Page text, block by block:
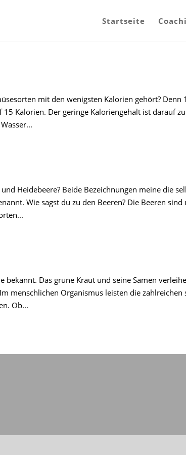
Startseite
mit den wenigsten Kalorien gehört? Denn
Kalorien. Der geringe Kaloriengehalt ist darauf
Heidebeere? Beide Bezeichnungen meine die
Wie sagst du zu den Beeren? Die Beeren sind
bekannt. Das grüne Kraut und seine Samen
menschlichen Organismus leisten die zahlreichen
Ob...